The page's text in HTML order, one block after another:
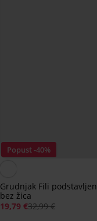
Popust -40%
Grudnjak Fili podstavljen
bez žica
19,79 €32,99 €